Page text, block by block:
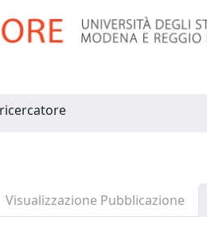
Visualizzazione Pubblicazione